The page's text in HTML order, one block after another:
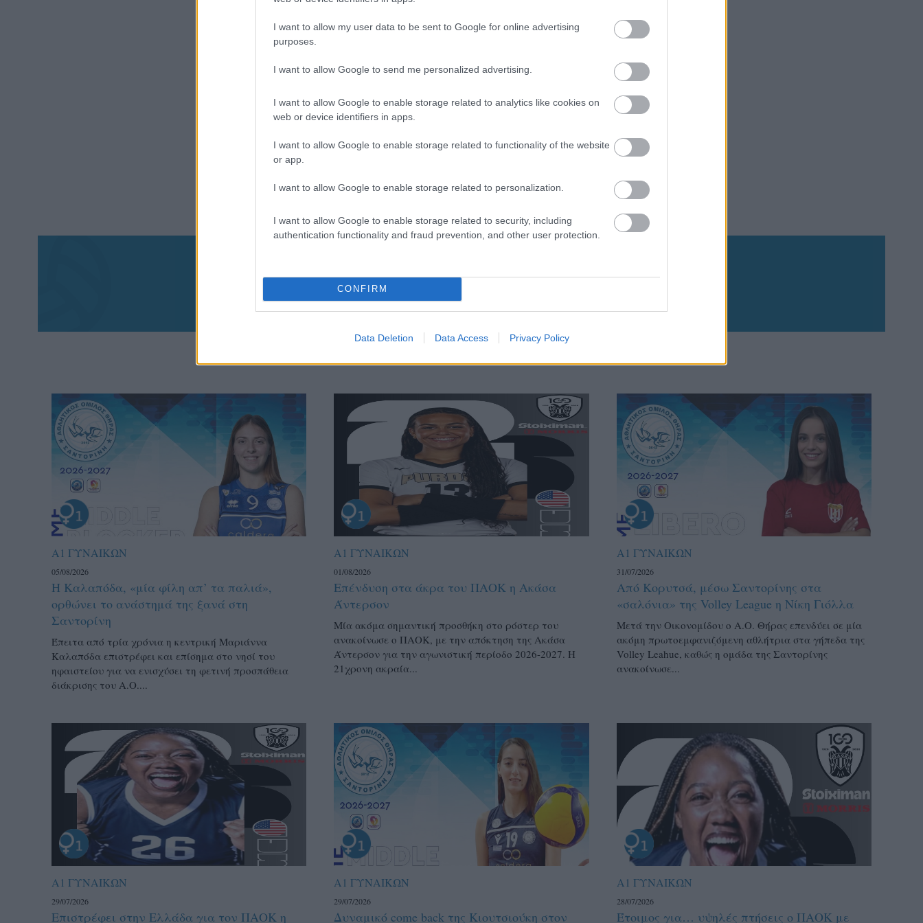
I want to allow my user data to be sent to Google for online advertising
purposes.
I want to allow Google to send me personalized advertising.
I want to allow Google to enable storage related to analytics like cookies on
web or device identifiers in apps.
I want to allow Google to enable storage related to functionality of the website
or app.
I want to allow Google to enable storage related to personalization.
I want to allow Google to enable storage related to security, including
authentication functionality and fraud prevention, and other user protection.
CONFIRM
Data Deletion Data Access Privacy Policy
παντού…
Α1 ΓΥΝΑΙΚΩΝ
05/08/2026
Η Καλαπόδα, «μία φίλη απ’ τα παλιά»,
ορθώνει το ανάστημά της ξανά στη
Σαντορίνη
Έπειτα από τρία χρόνια η κεντρική Μαριάννα
Καλαπόδα επιστρέφει και επίσημα στο νησί του
ηφαιστείου για να ενισχύσει τη φετινή προσπάθεια
διάκρισης του Α.Ο....
Α1 ΓΥΝΑΙΚΩΝ
01/08/2026
Επένδυση στα άκρα του ΠΑΟΚ η Ακάσα
Άντερσον
Μία ακόμα σημαντική προσθήκη στο ρόστερ του
ανακοίνωσε ο ΠΑΟΚ, με την απόκτηση της Ακάσα
Άντερσον για την αγωνιστική περίοδο 2026-2027. Η
21χρονη ακραία...
Α1 ΓΥΝΑΙΚΩΝ
31/07/2026
Από Κορυτσά, μέσω Σαντορίνης στα
«σαλόνια» της Volley League η Νίκη Γιόλλα
Μετά την Οικονομίδου ο Α.Ο. Θήρας επενδύει σε μία
ακόμη πρωτοεμφανιζόμενη αθλήτρια στα γήπεδα της
Volley Leahue, καθώς η ομάδα της Σαντορίνης
ανακοίνωσε...
Α1 ΓΥΝΑΙΚΩΝ
29/07/2026
Επιστρέφει στην Ελλάδα για τον ΠΑΟΚ η
Α1 ΓΥΝΑΙΚΩΝ
29/07/2026
Δυναμικό come back της Κιουτσιούκη στον
Α1 ΓΥΝΑΙΚΩΝ
28/07/2026
Έτοιμος για… υψηλές πτήσεις ο ΠΑΟΚ με